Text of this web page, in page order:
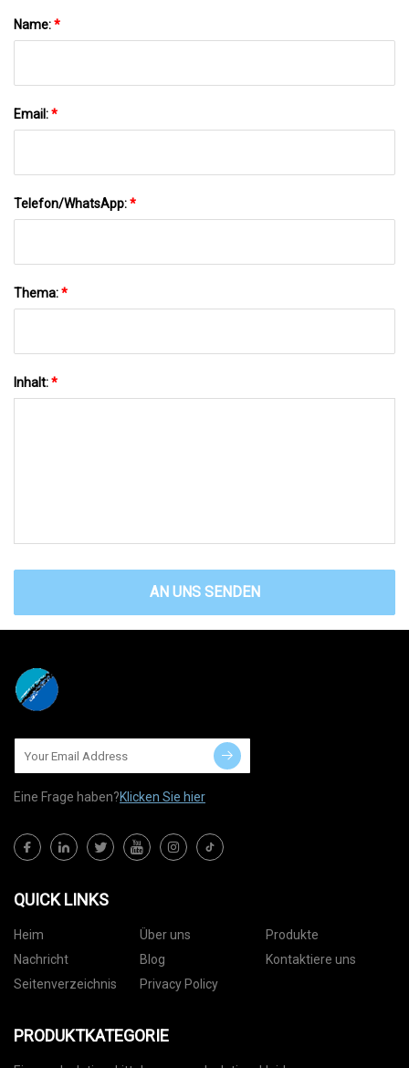
Name:*
Email:*
Telefon/WhatsApp:*
Thema:*
Inhalt:*
AN UNS SENDEN
Eine Frage haben?Klicken Sie hier
QUICK LINKS
Heim Über uns
Produkte
Nachricht
Blog
Kontaktiere uns
Seitenverzeichnis
Privacy Policy
PRODUKTKATEGORIE